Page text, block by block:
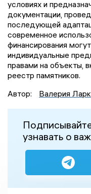
условиях и
документации,
последующей
современное
финансирования
индивидуальные
правами на объекты,
реестр памятников.
Автор:
Валерия
узнавать о